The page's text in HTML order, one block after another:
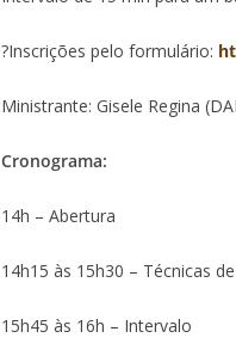
?️Inscrições pelo formulário:
Ministrante: Gisele Regina
Cronograma:
14h – Abertura
14h15 às 15h30 – Técnicas
15h45 às 16h – Intervalo